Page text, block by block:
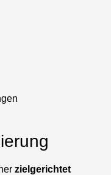
zielgerichtet